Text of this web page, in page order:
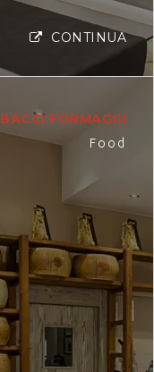
CONTINUA
BACCI FORMAGGI
Food